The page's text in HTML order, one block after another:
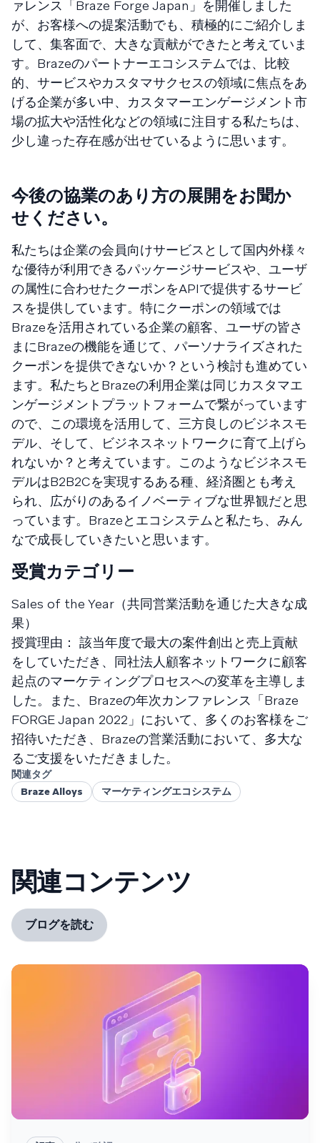
ァレンス「Braze Forge Japan」を開催しました
が、お客様への提案活動でも、積極的にご紹介しま
して、集客面で、大きな貢献ができたと考えていま
す。Brazeのパートナーエコシステムでは、比較
的、サービスやカスタマサクセスの領域に焦点をあ
げる企業が多い中、カスタマーエンゲージメント市
場の拡大や活性化などの領域に注目する私たちは、
少し違った存在感が出せているように思います。
今後の協業のあり方の展開をお聞か
せください。
私たちは企業の会員向けサービスとして国内外様々
な優待が利用できるパッケージサービスや、ユーザ
の属性に合わせたクーポンをAPIで提供するサービ
スを提供しています。特にクーポンの領域では
Brazeを活用されている企業の顧客、ユーザの皆さ
まにBrazeの機能を通じて、パーソナライズされた
クーポンを提供できないか？という検討も進めてい
ます。私たちとBrazeの利用企業は同じカスタマエ
ンゲージメントプラットフォームで繋がっています
ので、この環境を活用して、三方良しのビジネスモ
デル、そして、ビジネスネットワークに育て上げら
れないか？と考えています。このようなビジネスモ
デルはB2B2Cを実現するある種、経済圏とも考え
られ、広がりのあるイノベーティブな世界観だと思
っています。Brazeとエコシステムと私たち、みん
なで成長していきたいと思います。
受賞カテゴリー
Sales of the Year（共同営業活動を通じた大きな成
果）
授賞理由： 該当年度で最大の案件創出と売上貢献
をしていただき、同社法人顧客ネットワークに顧客
起点のマーケティングプロセスへの変革を主導しま
した。また、Brazeの年次カンファレンス「Braze
FORGE Japan 2022」において、多くのお客様をご
招待いただき、Brazeの営業活動において、多大な
るご支援をいただきました。
関連タグ
Braze Alloys
マーケティングエコシステム
関連コンテンツ
ブログを読む